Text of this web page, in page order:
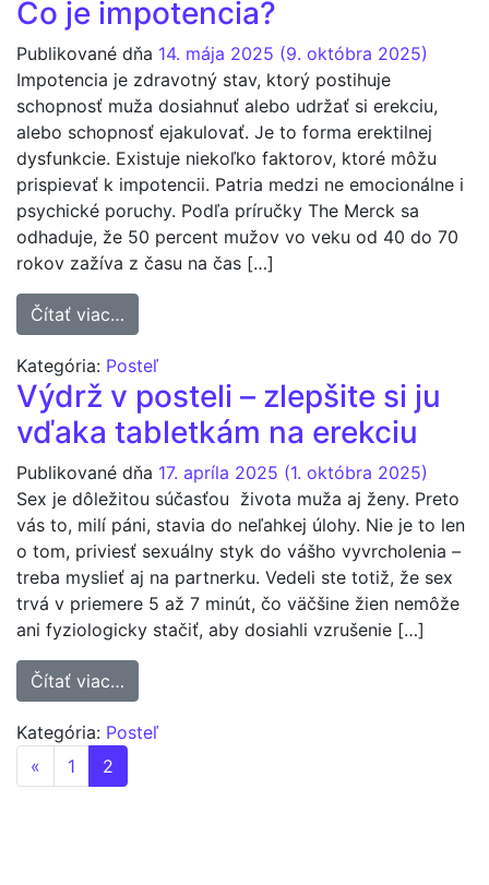
Čo je impotencia?
Publikované dňa 14. mája 2025 (9. októbra 2025)
Impotencia je zdravotný stav, ktorý postihuje
schopnosť muža dosiahnuť alebo udržať si erekciu,
alebo schopnosť ejakulovať. Je to forma erektilnej
dysfunkcie. Existuje niekoľko faktorov, ktoré môžu
prispievať k impotencii. Patria medzi ne emocionálne i
psychické poruchy. Podľa príručky The Merck sa
odhaduje, že 50 percent mužov vo veku od 40 do 70
rokov zažíva z času na čas […]
Čítať viac…
Kategória: Posteľ
Výdrž v posteli – zlepšite si ju
vďaka tabletkám na erekciu
Publikované dňa 17. apríla 2025 (1. októbra 2025)
Sex je dôležitou súčasťou života muža aj ženy. Preto
vás to, milí páni, stavia do neľahkej úlohy. Nie je to len
o tom, priviesť sexuálny styk do vášho vyvrcholenia –
treba myslieť aj na partnerku. Vedeli ste totiž, že sex
trvá v priemere 5 až 7 minút, čo väčšine žien nemôže
ani fyziologicky stačiť, aby dosiahli vzrušenie […]
Čítať viac…
Kategória: Posteľ
Navigácia v článkoch
« 1 2